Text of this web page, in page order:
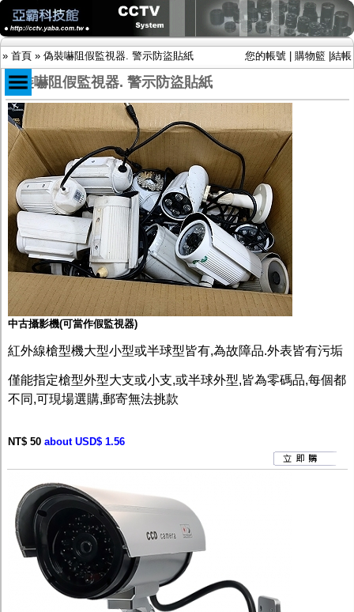
» 首頁 » 偽裝嚇阻假監視器. 警示防盜貼紙 您的帳號 購物籃 結帳
商品目錄
限時促銷特惠專案
IP網路攝影機及錄放影機
AHD DVR數位錄放影機
AHD半球型(適用屋內)
AHD中小型紅外線攝影機(適用騎樓、室內外)
AHD防護罩型攝影機(適用屋外，紅外線照射
距離遠）
AHD特殊功能型攝影機
旋轉型攝影機.旋轉台
傳統高解析攝影機
鏡頭
投光設備
防護罩及支架
多路攝影機單軸傳輸
監聽器.麥克風
網路設備
視訊轉換設備
雙絞線傳輸器
分配放大器
懶人線.同軸線.花線
線頭.插座.延長線.HDMI線
集線盒.防水盒.配線盒
變壓器.避雷器
轉接頭
偽裝嚇阻假監視器. 警示防盜貼紙
行車紀錄器.車用插座配件
電腦工業機殼
客訂商品
偽裝嚇阻假監視器. 警示防盜貼紙
中古攝影機(可當作假監視器)
紅外線槍型機大型小型或半球型皆有,為故障品.外表皆有污垢
僅能指定槍型外型大支或小支,或半球外型,皆為零碼品,每個都
不同,可現場選購,郵寄無法挑款
NT$ 50 about USD$ 1.56